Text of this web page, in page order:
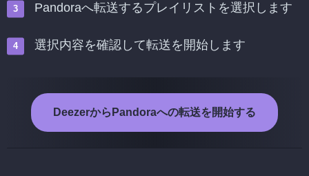
Pandoraへ転送するプレイリストを選択します
選択内容を確認して転送を開始します
DeezerからPandoraへの転送を開始する